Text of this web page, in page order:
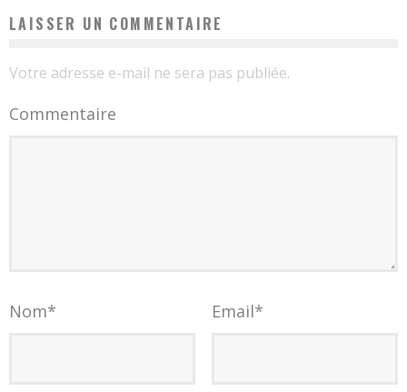
LAISSER UN COMMENTAIRE
Votre adresse e-mail ne sera pas publiée.
Commentaire
Nom* Email*